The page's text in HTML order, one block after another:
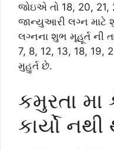
જોઇએ તો 18, 20,
જાન્યુઆરી લગ્ન માટે
લગ્નના શુભ મૂહૂર્ત ની
7, 8, 12, 13, 18, 19,
મુહુર્ત છે.
કમુરતા
કાર્યો નથી